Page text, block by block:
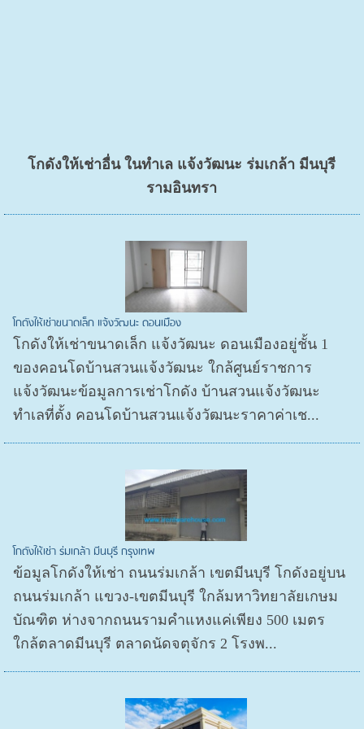
โกดังให้เช่าอื่น ในทำเล แจ้งวัฒนะ ร่มเกล้า มีนบุรี
รามอินทรา
โกดังให้เช่าขนาดเล็ก แจ้งวัฒนะ ดอนเมือง
โกดังให้เช่าขนาดเล็ก แจ้งวัฒนะ ดอนเมืองอยู่ชั้น 1
ของคอนโดบ้านสวนแจ้งวัฒนะ ใกล้ศูนย์ราชการ
แจ้งวัฒนะข้อมูลการเช่าโกดัง บ้านสวนแจ้งวัฒนะ
ทำเลที่ตั้ง คอนโดบ้านสวนแจ้งวัฒนะราคาค่าเช...
โกดังให้เช่า ร่มเกล้า มีนบุรี กรุงเทพ
ข้อมูลโกดังให้เช่า ถนนร่มเกล้า เขตมีนบุรี โกดังอยู่บน
ถนนร่มเกล้า แขวง-เขตมีนบุรี ใกล้มหาวิทยาลัยเกษม
บัณฑิต ห่างจากถนนรามคำแหงแค่เพียง 500 เมตร
ใกล้ตลาดมีนบุรี ตลาดนัดจตุจักร 2 โรงพ...